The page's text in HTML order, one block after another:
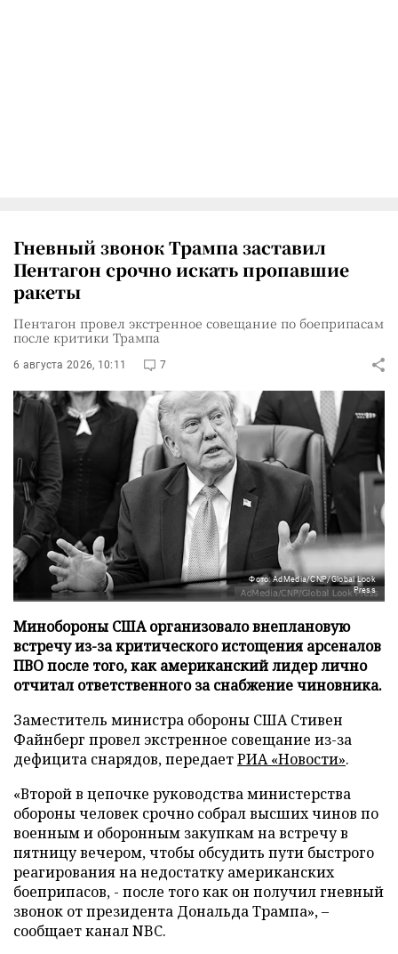
Гневный звонок Трампа заставил
Пентагон срочно искать пропавшие
ракеты
Пентагон провел экстренное совещание по боеприпасам
после критики Трампа
6 августа 2026, 10:11 7
Фото: AdMedia/CNP/Global Look
Press
Минобороны США организовало внеплановую
встречу из-за критического истощения арсеналов
ПВО после того, как американский лидер лично
отчитал ответственного за снабжение чиновника.
Заместитель министра обороны США Стивен
Файнберг провел экстренное совещание из-за
дефицита снарядов, передаетРИА «Новости».
«Второй в цепочке руководства министерства
обороны человек срочно собрал высших чинов по
военным и оборонным закупкам на встречу в
пятницу вечером, чтобы обсудить пути быстрого
реагирования на недостатку американских
боеприпасов, - после того как он получил гневный
звонок от президента Дональда Трампа», –
сообщает канал NBC.